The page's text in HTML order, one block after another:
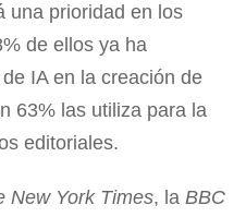
una prioridad en los
de ellos ya ha
IA en la creación de
63% las utiliza para la
editoriales.
New York Times, la BBC